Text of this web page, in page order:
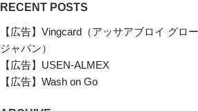
RECENT POSTS
【広告】Vingcard（アッサアブロイ グロ
ジャパン）
【広告】USEN-ALMEX
【広告】Wash on Go